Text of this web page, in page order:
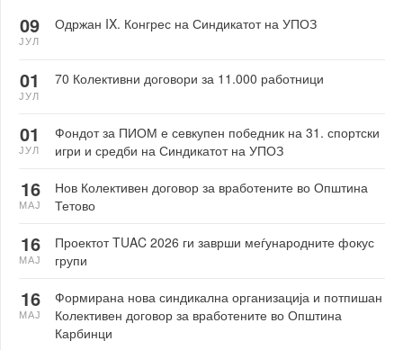
Одржан IX. Конгрес на Синдикатот на УПОЗ
09
ЈУЛ
70 Колективни договори за 11.000 работници
01
ЈУЛ
Фондот за ПИОМ е севкупен победник на 31. спортски
игри и средби на Синдикатот на УПОЗ
01
ЈУЛ
Нов Колективен договор за вработените во Општина
Тетово
16
МАЈ
Проектот TUAC 2026 ги заврши меѓународните фокус
групи
16
МАЈ
Формирана нова синдикална организација и потпишан
Колективен договор за вработените во Општина
Карбинци
16
МАЈ